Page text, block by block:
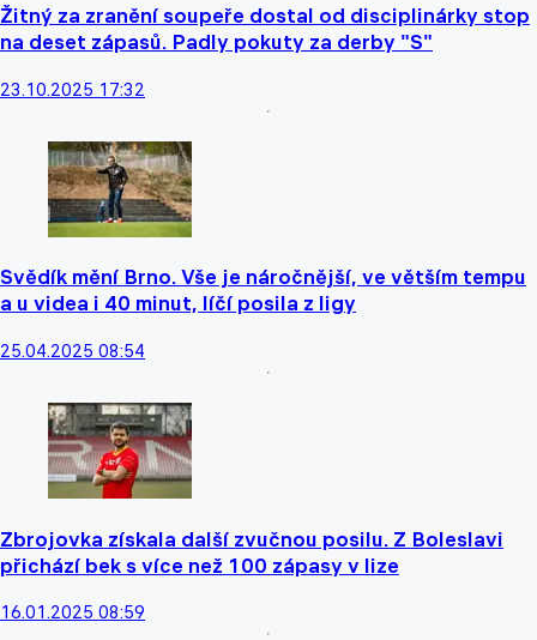
Žitný za zranění soupeře dostal od disciplinárky stop
na deset zápasů. Padly pokuty za derby "S"
23.10.2025 17:32
Svědík mění Brno. Vše je náročnější, ve větším tempu
a u videa i 40 minut, líčí posila z ligy
25.04.2025 08:54
Zbrojovka získala další zvučnou posilu. Z Boleslavi
přichází bek s více než 100 zápasy v lize
16.01.2025 08:59